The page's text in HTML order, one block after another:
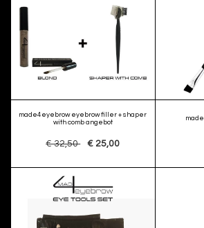
made4eyebrow eyebrow filler + shaper
with comb angebot
€ 32,50 € 25,00